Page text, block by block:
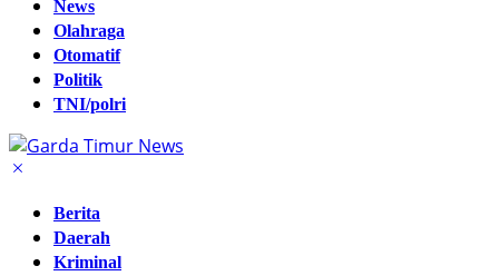
News
Olahraga
Otomatif
Politik
TNI/polri
Berita
Daerah
Kriminal